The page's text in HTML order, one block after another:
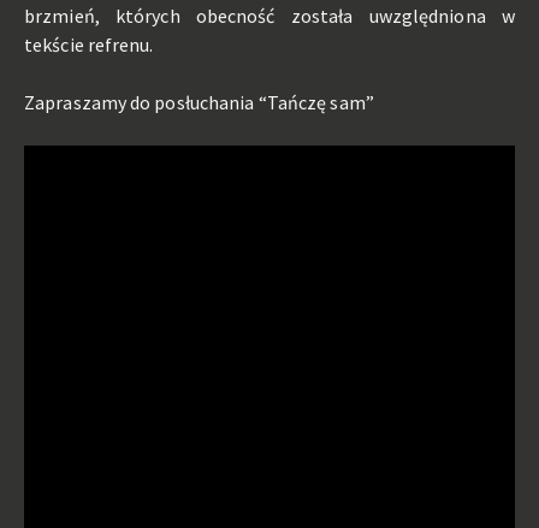
brzmień, których obecność została uwzględniona w
tekście refrenu.
Zapraszamy do posłuchania “Tańczę sam”